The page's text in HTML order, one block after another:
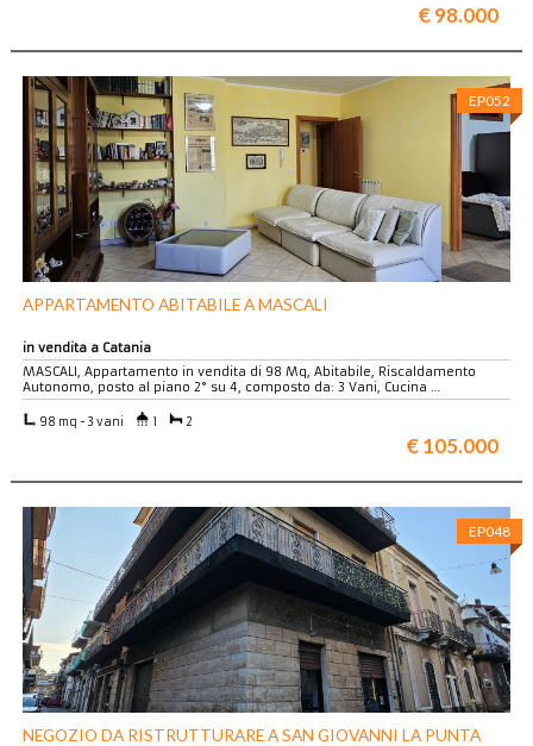
€ 98.000
EP052
APPARTAMENTO ABITABILE A MASCALI
in vendita a Catania
MASCALI, Appartamento in vendita di 98 Mq, Abitabile, Riscaldamento
Autonomo, posto al piano 2° su 4, composto da: 3 Vani, Cucina …
98 mq - 3 vani 1 2
€ 105.000
EP048
NEGOZIO DA RISTRUTTURARE A SAN GIOVANNI LA PUNTA